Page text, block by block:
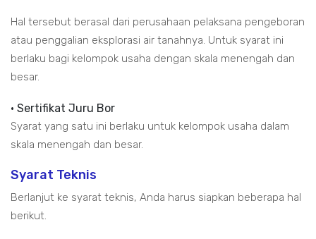
Hal tersebut berasal dari perusahaan pelaksana pengeboran
atau penggalian eksplorasi air tanahnya. Untuk syarat ini
berlaku bagi kelompok usaha dengan skala menengah dan
besar.
• Sertifikat Juru Bor
Syarat yang satu ini berlaku untuk kelompok usaha dalam
skala menengah dan besar.
Syarat Teknis
Berlanjut ke syarat teknis, Anda harus siapkan beberapa hal
berikut.